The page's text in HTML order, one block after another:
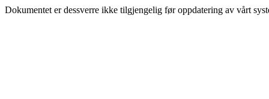
Dokumentet er dessverre ikke tilgjengelig før oppdatering av vårt